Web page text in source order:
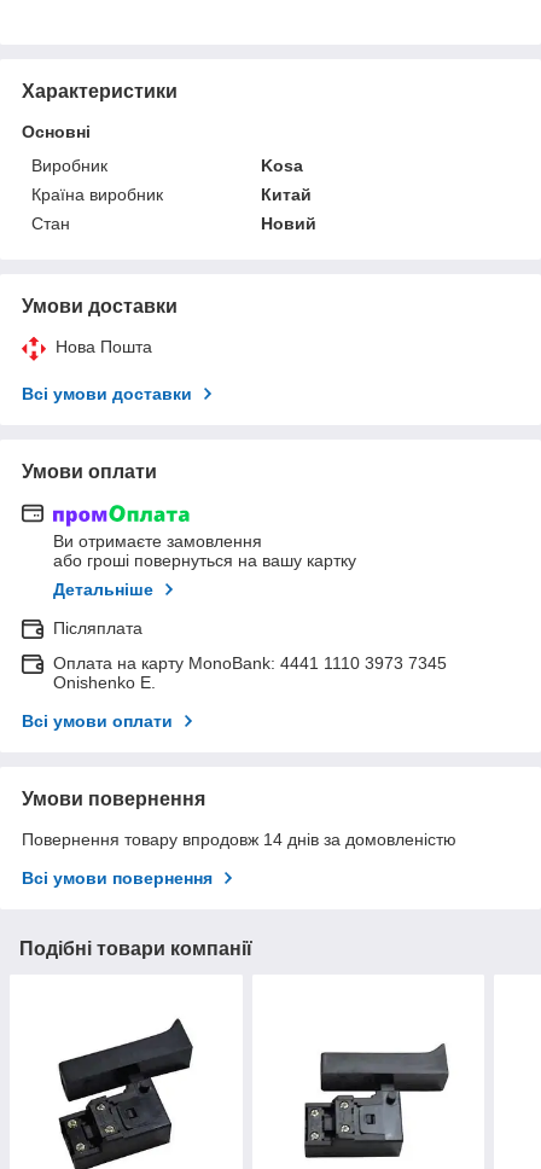
Характеристики
Основні
Виробник
Kosa
Країна виробник
Китай
Стан
Новий
Умови доставки
Нова Пошта
Всі умови доставки
Умови оплати
Ви отримаєте замовлення
або гроші повернуться на вашу картку
Детальніше
Післяплата
Оплата на карту MonoBank: 4441 1110 3973 7345
Onishenko E.
Всі умови оплати
Умови повернення
Повернення товару впродовж 14 днів за домовленістю
Всі умови повернення
Подібні товари компанії